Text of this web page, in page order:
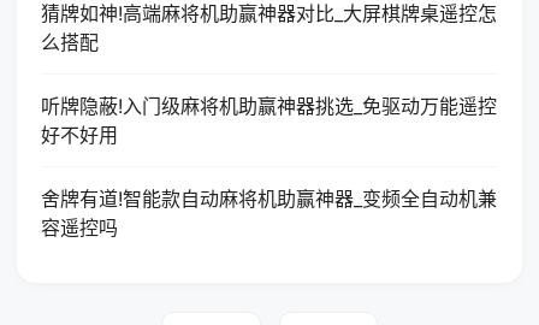
猜牌如神!高端麻将机助赢神器对比_大屏棋牌桌遥控怎
么搭配
听牌隐蔽!入门级麻将机助赢神器挑选_免驱动万能遥控
好不好用
舍牌有道!智能款自动麻将机助赢神器_变频全自动机兼
容遥控吗